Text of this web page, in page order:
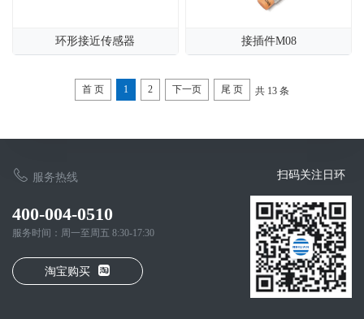
环形接近传感器 接插件M08
首 页 1 2 下一页 尾 页 共 13 条
服务热线
400-004-0510
服务时间：周一至周五 8:30-17:30
淘宝购买
扫码关注日环